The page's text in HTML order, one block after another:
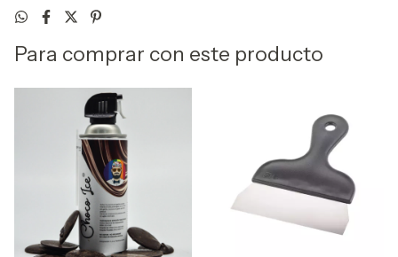
Para comprar con este producto